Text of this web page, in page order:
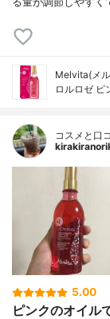
Melvita(メ
ロルロゼ ピ
コスメと口
5.00
ピンクのオイル